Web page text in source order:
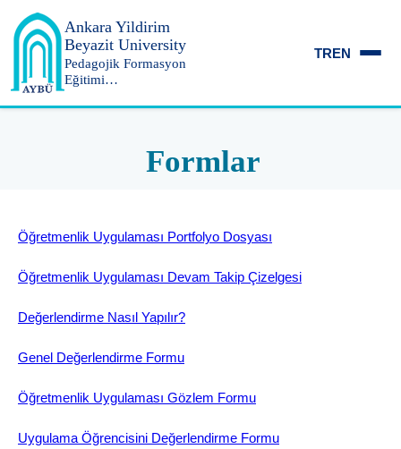
Ankara Yildirim
Beyazit University
Pedagojik Formasyon
Eğitimi
TREN
Formlar
Öğretmenlik Uygulaması Portfolyo Dosyası
Öğretmenlik Uygulaması Devam Takip Çizelgesi
Değerlendirme Nasıl Yapılır?
Genel Değerlendirme Formu
Öğretmenlik Uygulaması Gözlem Formu
Uygulama Öğrencisini Değerlendirme Formu